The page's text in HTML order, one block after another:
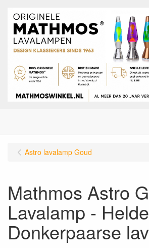
Astro lavalamp Goud
Mathmos Astro
Lavalamp -
Donkerpaarse